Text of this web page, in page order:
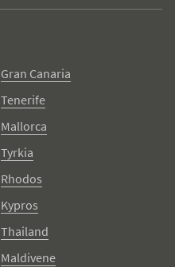
Gran Canaria
Tenerife
Mallorca
Tyrkia
Rhodos
Kypros
Thailand
Maldivene